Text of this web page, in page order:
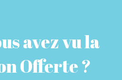
avez vu la
Offerte ?